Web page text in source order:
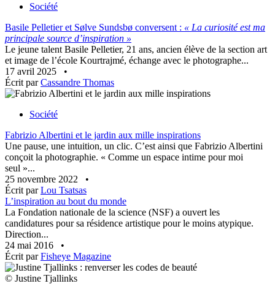
Société
Basile Pelletier et Sølve Sundsbø conversent : « La curiosité est ma
principale source d’inspiration »
Le jeune talent Basile Pelletier, 21 ans, ancien élève de la section art
et image de l’école Kourtrajmé, échange avec le photographe...
17 avril 2025
•
Écrit parCassandre Thomas
Société
Fabrizio Albertini et le jardin aux mille inspirations
Une pause, une intuition, un clic. C’est ainsi que Fabrizio Albertini
conçoit la photographie. « Comme un espace intime pour moi
seul »...
25 novembre 2022
•
Écrit parLou Tsatsas
L’inspiration au bout du monde
La Fondation nationale de la science (NSF) a ouvert les
candidatures pour sa résidence artistique pour le moins atypique.
Direction...
24 mai 2016
•
Écrit parFisheye Magazine
© Justine Tjallinks